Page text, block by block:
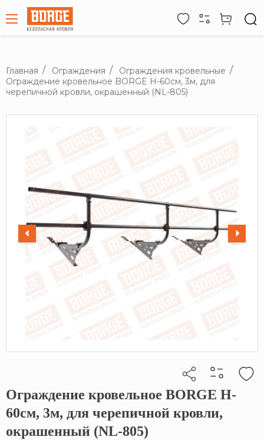
Главная Ограждения
Ограждения кровельные
Ограждение кровельное BORGE H-60см, 3м, для
черепичной кровли, окрашенный (NL-805)
Кликните, чтобы скопировать прямую ссылку
Ограждение кровельное BORGE H-
60см, 3м, для черепичной кровли,
окрашенный (NL-805)